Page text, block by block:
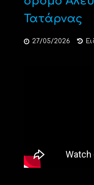
Τατάρνας
27/05/2026